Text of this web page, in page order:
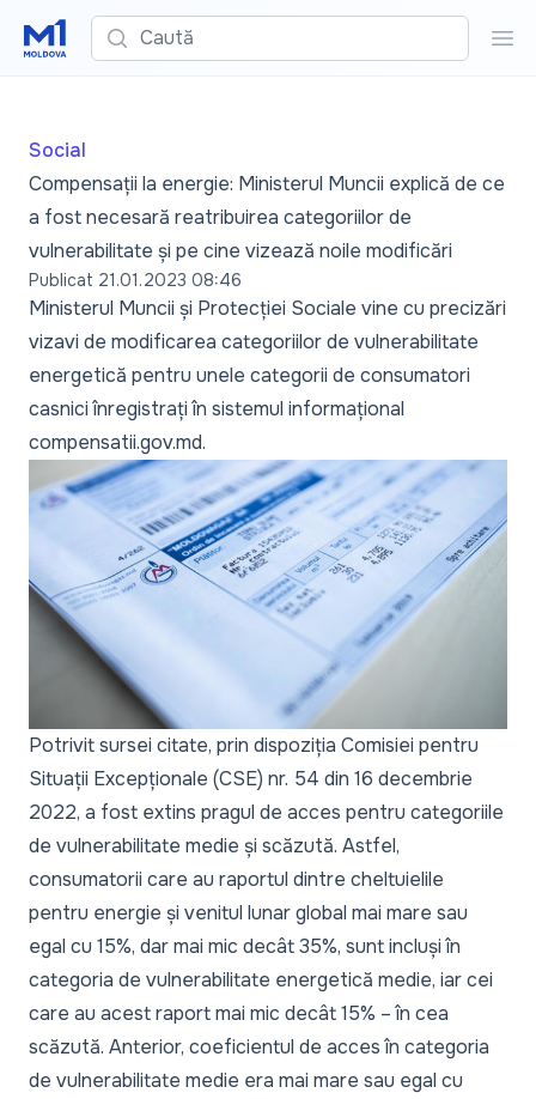
Caută
Social
Compensații la energie: Ministerul Muncii explică de ce
a fost necesară reatribuirea categoriilor de
vulnerabilitate și pe cine vizează noile modificări
Publicat 21.01.2023 08:46
Ministerul Muncii și Protecției Sociale vine cu precizări
vizavi de modificarea categoriilor de vulnerabilitate
energetică pentru unele categorii de consumatori
casnici înregistrați în sistemul informațional
compensatii.gov.md.
Potrivit sursei citate, prin dispoziția Comisiei pentru
Situații Excepționale (CSE) nr. 54 din 16 decembrie
2022, a fost extins pragul de acces pentru categoriile
de vulnerabilitate medie și scăzută. Astfel,
consumatorii care au raportul dintre cheltuielile
pentru energie și venitul lunar global mai mare sau
egal cu 15%, dar mai mic decât 35%, sunt incluși în
categoria de vulnerabilitate energetică medie, iar cei
care au acest raport mai mic decât 15% – în cea
scăzută. Anterior, coeficientul de acces în categoria
de vulnerabilitate medie era mai mare sau egal cu